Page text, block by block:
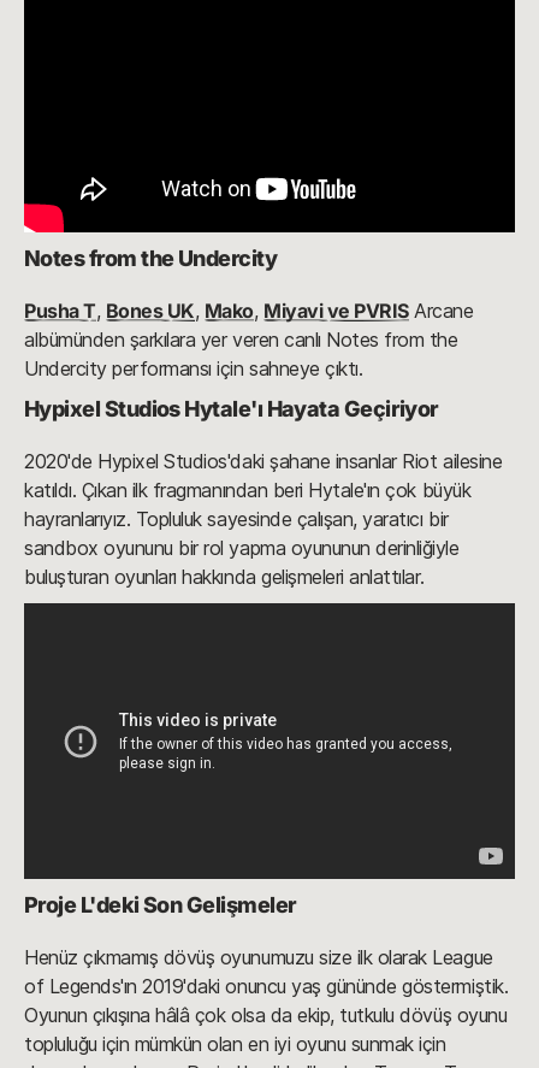
Notes from the Undercity
Pusha T, Bones UK, Mako, Miyavi ve PVRISArcane
albümünden şarkılara yer veren canlı Notes from the
Undercity performansı için sahneye çıktı.
Hypixel Studios Hytale'ı Hayata Geçiriyor
2020'de Hypixel Studios'daki şahane insanlar Riot ailesine
katıldı. Çıkan ilk fragmanından beri Hytale'ın çok büyük
hayranlarıyız. Topluluk sayesinde çalışan, yaratıcı bir
sandbox oyununu bir rol yapma oyununun derinliğiyle
buluşturan oyunları hakkında gelişmeleri anlattılar.
Proje L'deki Son Gelişmeler
Henüz çıkmamış dövüş oyunumuzu size ilk olarak League
of Legends'ın 2019'daki onuncu yaş gününde göstermiştik.
Oyunun çıkışına hâlâ çok olsa da ekip, tutkulu dövüş oyunu
topluluğu için mümkün olan en iyi oyunu sunmak için